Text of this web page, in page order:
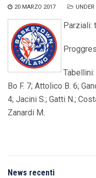
20 MARZO 2017
Parziali:
Bo F. 7; Attolico B. 6;
4; Jacini S.; Gatti N.;
Zanardi M.
News recenti